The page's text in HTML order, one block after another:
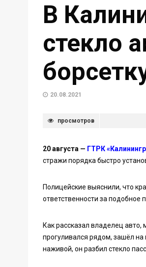
В
стекло
20.08.2021
просмотров
20 августа — ГТРК
стражи порядка быстро
Полицейские выяснили, что
ответственности за подобное
Как рассказал владелец
прогуливался рядом, зашёл
наживой, он разбил стекло